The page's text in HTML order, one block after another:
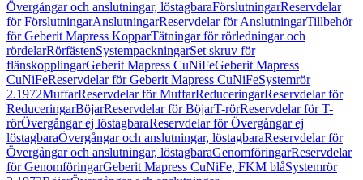
Övergångar och anslutningar, löstagbaraFörslutningarReservdelar
för FörslutningarAnslutningarReservdelar för AnslutningarTillbehör
för Geberit Mapress KopparTätningar för rörledningar och
rördelarRörfästenSystempackningarSet skruv för
flänskopplingarGeberit Mapress CuNiFeGeberit Mapress
CuNiFeReservdelar för Geberit Mapress CuNiFeSystemrör
2.1972MuffarReservdelar för MuffarReduceringarReservdelar för
ReduceringarBöjarReservdelar för BöjarT-rörReservdelar för T-
rörÖvergångar ej löstagbaraReservdelar för Övergångar ej
löstagbaraÖvergångar och anslutningar, löstagbaraReservdelar för
Övergångar och anslutningar, löstagbaraGenomföringarReservdelar
för GenomföringarGeberit Mapress CuNiFe, FKM blåSystemrör